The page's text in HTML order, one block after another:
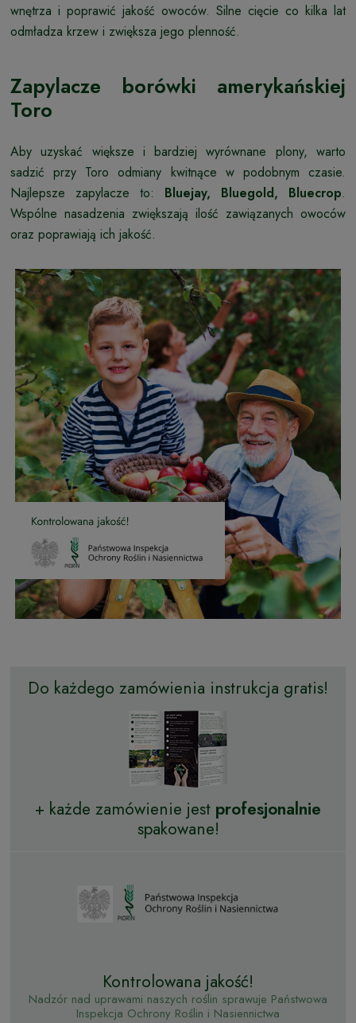
wnętrza i poprawić jakość owoców. Silne cięcie co kilka lat
odmładza krzew i zwiększa jego plenność.
Zapylacze borówki amerykańskiej
Toro
Aby uzyskać większe i bardziej wyrównane plony, warto
sadzić przy Toro odmiany kwitnące w podobnym czasie.
Najlepsze zapylacze to: Bluejay, Bluegold, Bluecrop.
Wspólne nasadzenia zwiększają ilość zawiązanych owoców
oraz poprawiają ich jakość.
Do każdego zamówienia instrukcja gratis!
+ każde zamówienie jest profesjonalnie
spakowane!
Kontrolowana jakość!
Nadzór nad uprawami naszych roślin sprawuje Państwowa
Inspekcja Ochrony Roślin i Nasiennictwa